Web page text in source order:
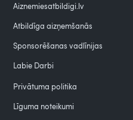
Aiznemiesatbildigi.lv
Atbildīga aizņemšanās
Sponsorēšanas vadlīnijas
Labie Darbi
Privātuma politika
Līguma noteikumi